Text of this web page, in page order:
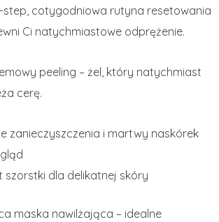
cotygodniowa rutyna resetowania
Ci natychmiastowe odprężenie.
peeling – żel, który natychmiast
cerę.
zanieczyszczenia i martwy naskórek
szorstki dla delikatnej skóry
maska nawilżająca – idealne